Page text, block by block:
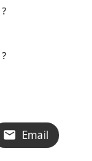
?
?
Email